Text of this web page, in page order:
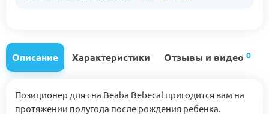
Описание Характеристики Отзывы и видео 0
Позиционер для сна Beaba Bebecal пригодится вам на
протяжении полугода после рождения ребенка.